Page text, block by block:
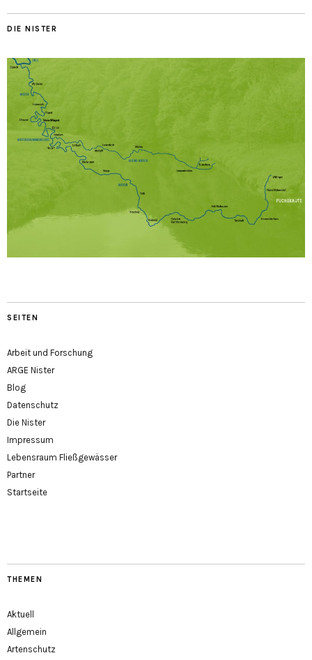
DIE NISTER
SEITEN
Arbeit und Forschung
ARGE Nister
Blog
Datenschutz
Die Nister
Impressum
Lebensraum Fließgewässer
Partner
Startseite
THEMEN
Aktuell
Allgemein
Artenschutz